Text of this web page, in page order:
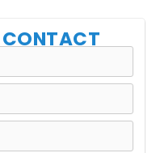
CONTACT